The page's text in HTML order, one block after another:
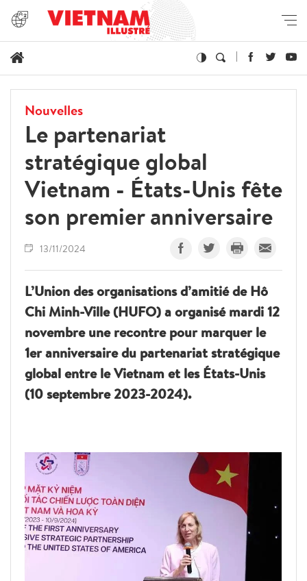
Nouvelles
Le partenariat
stratégique global
Vietnam - États-Unis fête
son premier anniversaire
13/11/2024
L’Union des organisations d’amitié de Hô
Chi Minh-Ville (HUFO) a organisé mardi 12
novembre une recontre pour marquer le
1er anniversaire du partenariat stratégique
global entre le Vietnam et les États-Unis
(10 septembre 2023-2024).